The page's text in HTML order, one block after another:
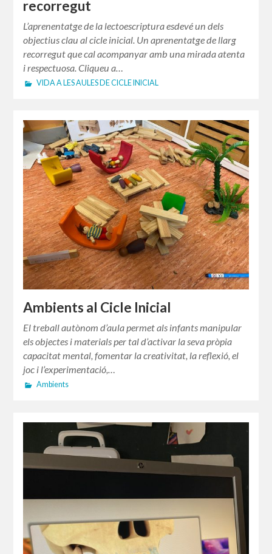
recorregut
L’aprenentatge de la lectoescriptura esdevé un dels
objectius clau al cicle inicial. Un aprenentatge de llarg
recorregut que cal acompanyar amb una mirada atenta
i respectuosa. Cliqueu a…
VIDA A LES AULES DE CICLE INICIAL
Ambients al Cicle Inicial
El treball autònom d’aula permet als infants manipular
els objectes i materials per tal d’activar la seva pròpia
capacitat mental, fomentar la creativitat, la reflexió, el
joc i l’experimentació,…
Ambients